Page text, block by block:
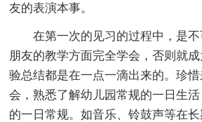
友的表演本事。
在第一次的见习的过程中，是不
朋友的教学方面完全学会，否则就
验总结都是在一点一滴出来的。珍
会，熟悉了解幼儿园常规的一日生
的一日常规。如音乐、铃鼓声等在